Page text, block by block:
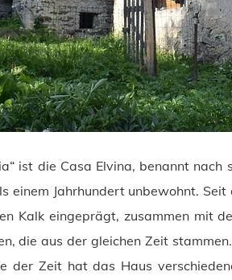
ist die Casa Elvina, benannt
einem Jahrhundert unbewohnt.
Kalk eingeprägt, zusammen mit
die aus der gleichen Zeit
der Zeit hat das Haus